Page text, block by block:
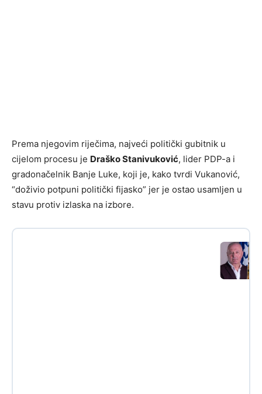
Prema njegovim riječima, najveći politički gubitnik u
cijelom procesu je Draško Stanivuković, lider PDP-a i
gradonačelnik Banje Luke, koji je, kako tvrdi Vukanović,
“doživio potpuni politički fijasko” jer je ostao usamljen u
stavu protiv izlaska na izbore.